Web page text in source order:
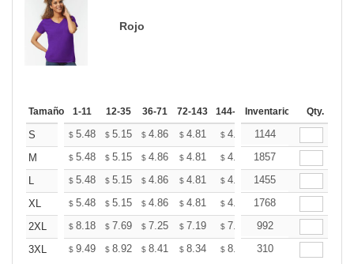
Rojo
Tamaño 1-11 12-35 36-71 72-143 144-287 288 + Más
Inventario Qty.
S $ 5.48 $ 5.15 $ 4.86 $ 4.81 $ 4.73 $4.69
1144
M
$ 5.48 $ 5.15 $ 4.86 $ 4.81 $ 4.73 $4.69
1857
L
$ 5.48 $ 5.15 $ 4.86 $ 4.81 $ 4.73 $4.69
1455
XL
$ 5.48 $ 5.15 $ 4.86 $ 4.81 $ 4.73 $4.69
1768
2XL
$ 8.18 $ 7.69 $ 7.25 $ 7.19 $ 7.07 $7.01
992
3XL
$ 9.49 $ 8.92 $ 8.41 $ 8.34 $ 8.20 $8.12
310